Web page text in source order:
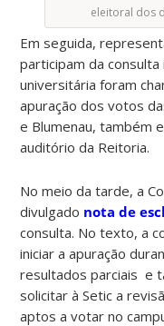
eleitoral dos
Em seguida,
participam da
universitária foram
apuração dos votos
e Blumenau, também
auditório da Reitoria.
No meio da tarde, a
divulgado nota de
consulta. No texto, a
iniciar a apuração
resultados parciais e
solicitar à Setic a
aptos a votar no